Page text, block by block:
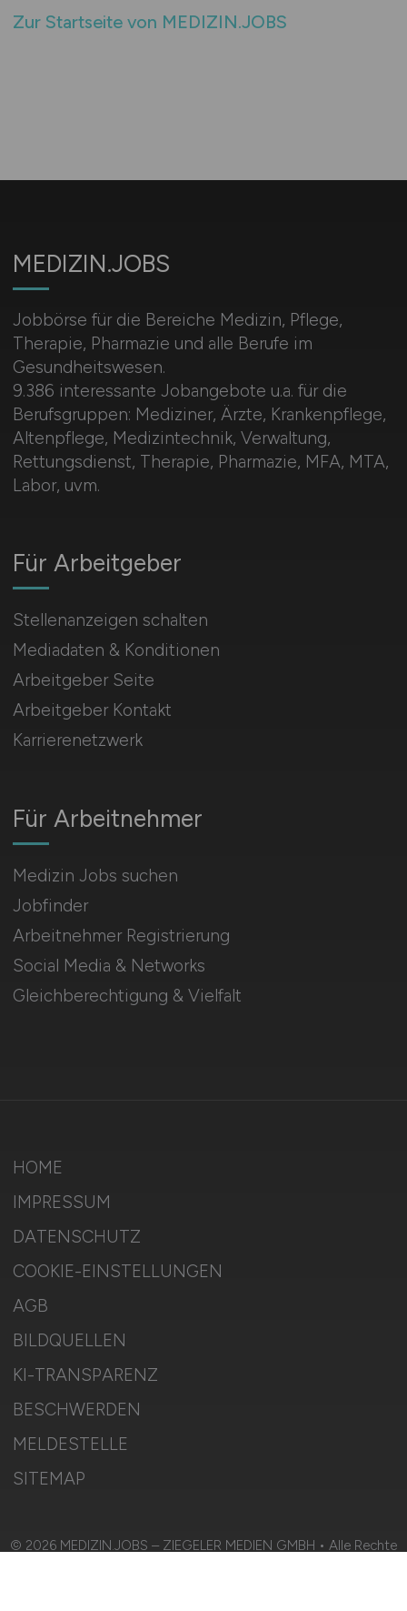
Zur Startseite von MEDIZIN.JOBS
MEDIZIN.JOBS
Jobbörse für die Bereiche Medizin, Pflege,
Therapie, Pharmazie und alle Berufe im
Gesundheitswesen.
9.386 interessante Jobangebote u.a. für die
Berufsgruppen: Mediziner, Ärzte, Krankenpflege,
Altenpflege, Medizintechnik, Verwaltung,
Rettungsdienst, Therapie, Pharmazie, MFA, MTA,
Labor, uvm.
Für Arbeitnehmer
Medizin Jobs suchen
Jobfinder
Arbeitnehmer Registrierung
Social Media & Networks
Gleichberechtigung & Vielfalt
Für Arbeitgeber
Stellenanzeigen schalten
Mediadaten & Konditionen
Arbeitgeber Seite
Arbeitgeber Kontakt
Karrierenetzwerk
HOME
IMPRESSUM
DATENSCHUTZ
COOKIE-EINSTELLUNGEN
AGB
BILDQUELLEN
KI-TRANSPARENZ
BESCHWERDEN
MELDESTELLE
SITEMAP
© 2026 MEDIZIN.JOBS – ZIEGELER MEDIEN GMBH • Alle Rechte